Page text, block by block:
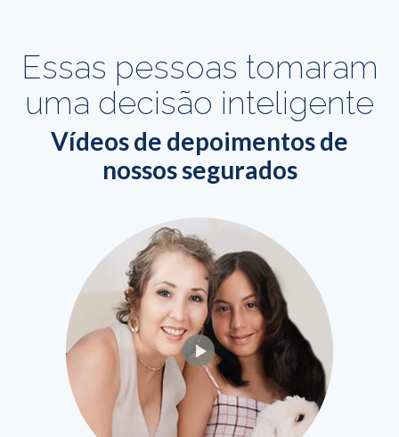
Essas pessoas tomaram
uma decisão inteligente
Vídeos de depoimentos de
nossos segurados